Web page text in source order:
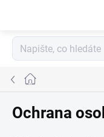
Domů
Ochrana